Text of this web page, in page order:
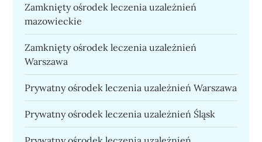
Zamknięty ośrodek leczenia uzależnień
mazowieckie
Zamknięty ośrodek leczenia uzależnień
Warszawa
Prywatny ośrodek leczenia uzależnień Warszawa
Prywatny ośrodek leczenia uzależnień Śląsk